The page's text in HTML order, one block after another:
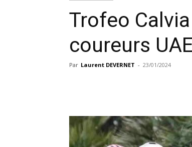
Trofeo
coureurs
Par Laurent DEVERNET - 23/01/2024